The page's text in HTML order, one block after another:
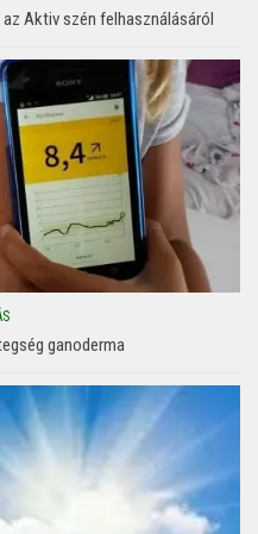
Aktiv szén felhasználásáról
ganoderma